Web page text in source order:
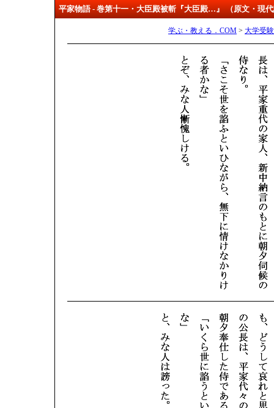
平家物語 - 巻第十一・大臣殿被斬『大臣殿…』 （原文・現
学ぶ・教える．COM > 大学受験